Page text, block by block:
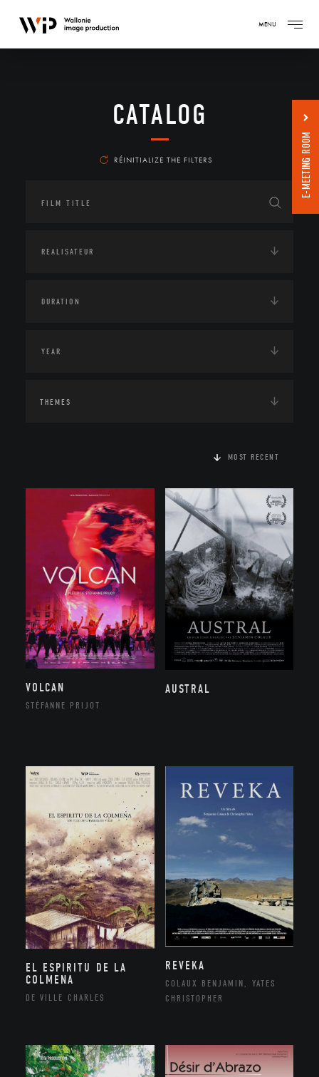
MENU
CATALOG
RÉINITIALIZE THE FILTERS
THEMES
MOST RECENT
VOLCAN
STÉFANNE PRIJOT
AUSTRAL
EL ESPIRITU DE LA
COLMENA
DE VILLE CHARLES
REVEKA
COLAUX BENJAMIN, YATES
CHRISTOPHER
E-MEETING ROOM